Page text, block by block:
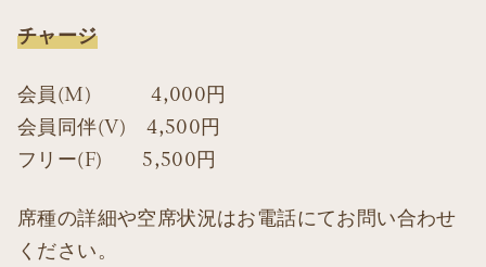
チャージ
会員(M) 4,000円
会員同伴(V) 4,500円
フリー(F) 5,500円
席種の詳細や空席状況はお電話にてお問い合わせ
ください。